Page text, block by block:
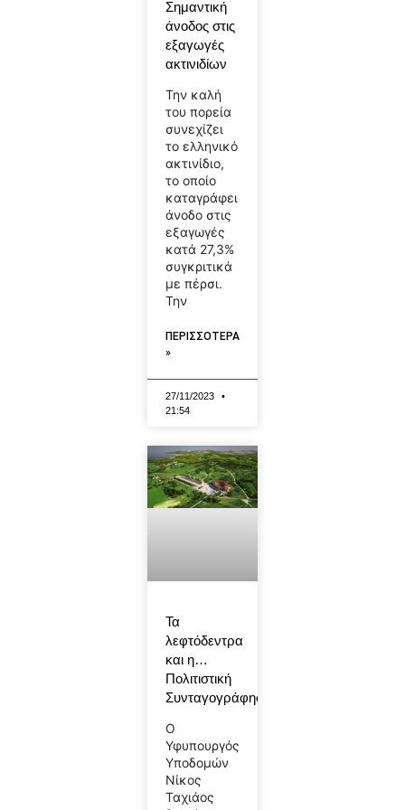
Σημαντική
άνοδος στις
εξαγωγές
ακτινιδίων
Την καλή
του πορεία
συνεχίζει
το ελληνικό
ακτινίδιο,
το οποίο
καταγράφει
άνοδο στις
εξαγωγές
κατά 27,3%
συγκριτικά
με πέρσι.
Την
ΠΕΡΙΣΣΟΤΕΡΑ
»
27/11/2023
21:54
Τα
λεφτόδεντρα
και η…
Πολιτιστική
Συνταγογράφηση!
Ο
Υφυπουργός
Υποδομών
Νίκος
Ταχιάος